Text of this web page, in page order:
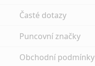
Časté dotazy
Puncovní značky
Obchodní podmínky